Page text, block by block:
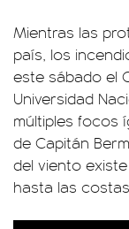
Mientras las
país, los
este sábado el
Universidad
múltiples focos
de Capitán
del viento
hasta las